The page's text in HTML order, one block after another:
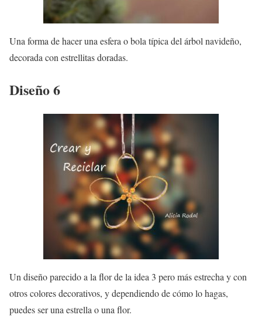
Una forma de hacer una esfera o bola típica del árbol navideño,
decorada con estrellitas doradas.
Diseño 6
Un diseño parecido a la flor de la idea 3 pero más estrecha y con
otros colores decorativos, y dependiendo de cómo lo hagas,
puedes ser una estrella o una flor.